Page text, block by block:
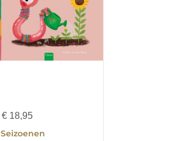
€ 18,95
Seizoenen